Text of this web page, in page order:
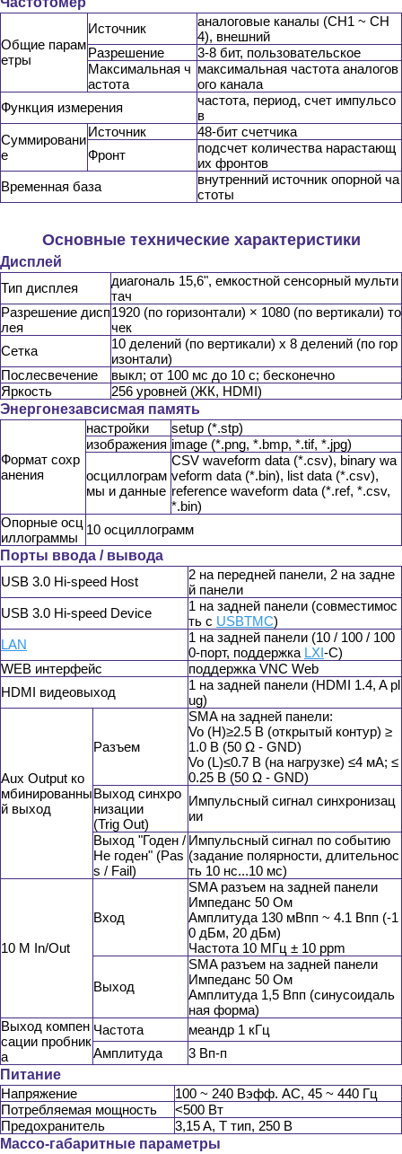
Общие парам
етры
Источник
аналоговые каналы (CH1 ~ CH
4), внешний
Разрешение
3-8 бит, пользовательское
Максимальная ч
астота
максимальная частота аналогов
ого канала
Функция измерения
частота, период, счет импульсо
в
Суммировани
е
Источник
48-бит счетчика
Фронт
подсчет количества нарастающ
их фронтов
Временная база
внутренний источник опорной ча
стоты
Основные технические характеристики
Дисплей
Тип дисплея
диагональ 15,6", емкостной сенсорный мульти
тач
Разрешение дисп
лея
1920 (по горизонтали) × 1080 (по вертикали) то
чек
Сетка
10 делений (по вертикали) x 8 делений (по гор
изонтали)
Послесвечение
выкл; от 100 мс до 10 с; бесконечно
Яркость
256 уровней (ЖК, HDMI)
Энергонезавсисмая память
Формат сохр
анения
настройки
setup (*.stp)
изображения image (*.png, *.bmp, *.tif, *.jpg)
осциллограм
мы и данные
CSV waveform data (*.csv), binary wa
veform data (*.bin), list data (*.csv),
reference waveform data (*.ref, *.csv,
*.bin)
Опорные осц
иллограммы
10 осциллограмм
Порты ввода / вывода
USB 3.0 Hi-speed Host
2 на передней панели, 2 на задне
й панели
USB 3.0 Hi-speed Device
1 на задней панели (совместимос
ть с USBTMC)
LAN
1 на задней панели (10 / 100 / 100
0-порт, поддержка LXI-C)
WEB интерфейс
поддержка VNC Web
HDMI видеовыход
1 на задней панели (HDMI 1.4, A pl
ug)
Aux Output ко
мбинированны
й выход
Разъем
SMA на задней панели:
Vo (H)≥2.5 В (открытый контур) ≥
1.0 В (50 Ω - GND)
Vo (L)≤0.7 В (на нагрузке) ≤4 мА; ≤
0.25 В (50 Ω - GND)
Выход синхро
низации
(Trig Out)
Импульсный сигнал синхронизац
ии
Выход "Годен /
Не годен" (Pas
s / Fail)
Импульсный сигнал по событию
(задание полярности, длительнос
ть 10 нс...10 мс)
10 M In/Out
Вход
SMA разъем на задней панели
Импеданс 50 Ом
Амплитуда 130 мВпп ~ 4.1 Впп (-1
0 дБм, 20 дБм)
Частота 10 МГц ± 10 ppm
Выход
SMA разъем на задней панели
Импеданс 50 Ом
Амплитуда 1,5 Впп (синусоидаль
ная форма)
Выход компен
сации пробник
а
Частота
меандр 1 кГц
Амплитуда
3 Вп-п
Питание
Напряжение
100 ~ 240 Вэфф. AC, 45 ~ 440 Гц
Потребляемая мощность
<500 Вт
Предохранитель
3,15 A, T тип, 250 В
Массо-габаритные параметры